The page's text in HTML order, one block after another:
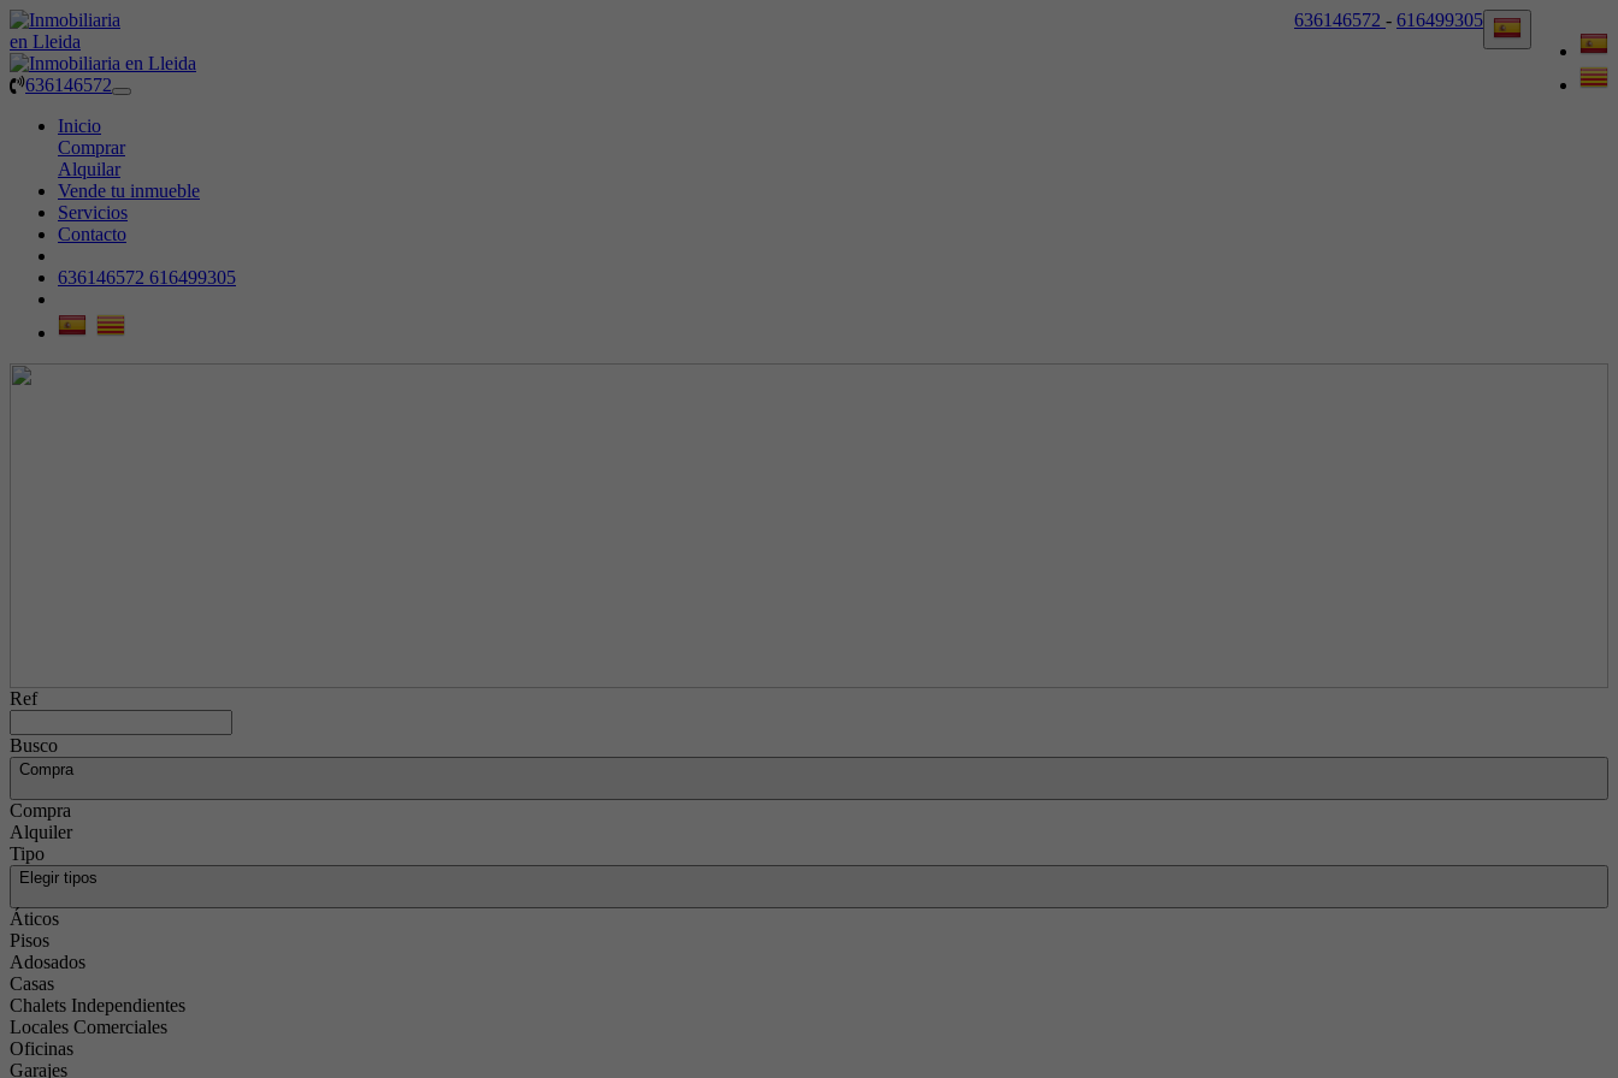
636146572 - 616499305
636146572
Toggle
Inicio
Comprar
Alquilar
Vende tu inmueble
Servicios
Contacto
636146572 616499305
Ref
Busco
Compra
Compra
Alquiler
Tipo
Elegir tipos
Áticos
Pisos
Adosados
Casas
Chalets Independientes
Locales Comerciales
Oficinas
Garajes